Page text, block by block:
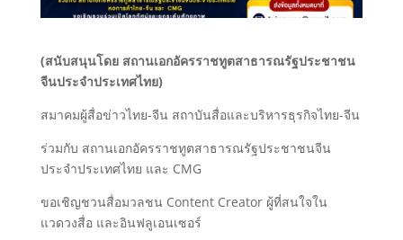
(สนับสนุนโดย สถานเอกอัครราชทูตสาธารณรัฐประชาชน
จีนประจำประเทศไทย)
สมาคมผู้สื่อข่าวไทย-จีน สถาบันสื่อและบริหารธุรกิจไทย-จีน
ร่วมกับ สถานเอกอัครราชทูตสาธารณรัฐประชาชนจีน
ประจำประเทศไทย และ CMG
ขอเชิญชวนสื่อมวลชน Content Creator ผู้ที่สนใจใน
แวดวงสื่อ และอินฟลูเอนเซอร์